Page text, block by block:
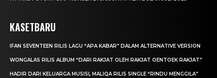
KASETBARU
IFAN SEVENTEEN RILIS LAGU “APA KABAR” DALAM ALTERNATIVE VERSION
WONGALAS RILIS ALBUM “DARI RAKJAT OLEH RAKJAT OENTOEK RAKJAT”
HADIR DARI KELUARGA MUSISI, MALIQA RILIS SINGLE “RINDU MENGGILA”